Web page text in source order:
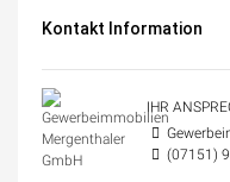
Kontakt Information
IHR
(07151)